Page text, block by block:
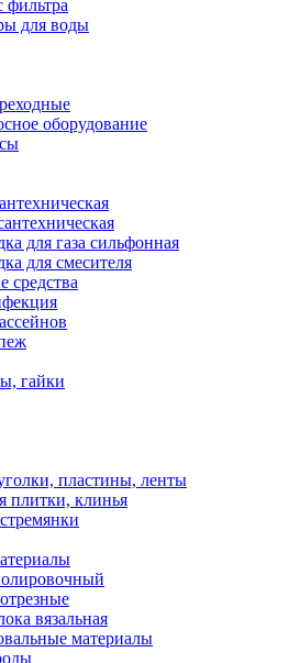
фильтра
для воды
оборудование
для газа сильфонная
для смесителя
гайки
пластины, ленты
плитки, клинья
вязальная
материалы